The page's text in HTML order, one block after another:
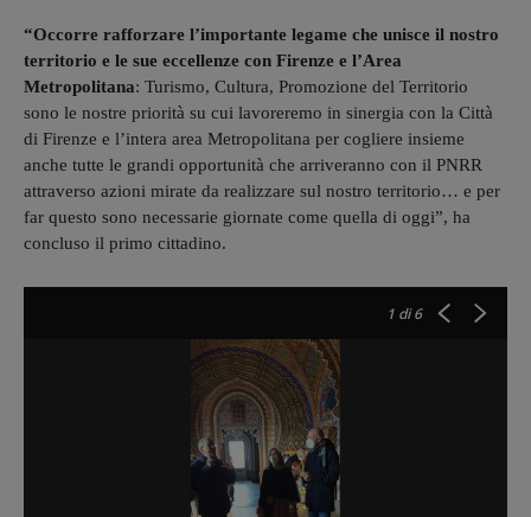
“Occorre rafforzare l’importante legame che unisce il nostro
territorio e le sue eccellenze con Firenze e l’Area
Metropolitana: Turismo, Cultura, Promozione del Territorio
sono le nostre priorità su cui lavoreremo in sinergia con la Città
di Firenze e l’intera area Metropolitana per cogliere insieme
anche tutte le grandi opportunità che arriveranno con il PNRR
attraverso azioni mirate da realizzare sul nostro territorio… e per
far questo sono necessarie giornate come quella di oggi”, ha
concluso il primo cittadino.
1 di 6